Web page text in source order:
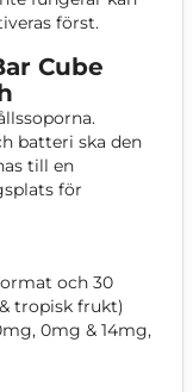
först.
Cube
batteri ska den
till en
för
och 30
tropisk frukt)
0mg & 14mg,